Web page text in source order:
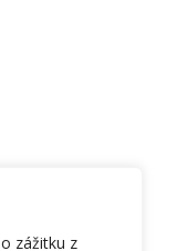
zážitku z